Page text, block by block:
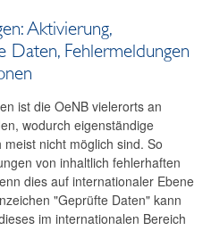
Aktivierung,
Daten, Fehlermeldungen
ist die OeNB vielerorts an
wodurch eigenständige
nicht möglich sind. So
von inhaltlich fehlerhaften
dies auf internationaler Ebene
"Geprüfte Daten" kann
im internationalen Bereich